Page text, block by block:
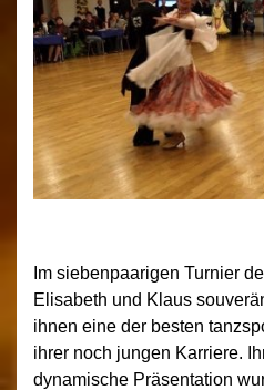
Im siebenpaarigen Turnier
Elisabeth und Klaus
ihnen eine der besten
ihrer noch jungen Karriere.
dynamische Präsentation